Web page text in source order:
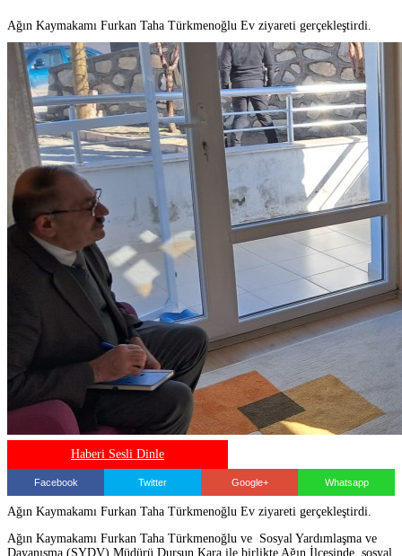
Ağın Kaymakamı Furkan Taha Türkmenoğlu Ev ziyareti gerçekleştirdi.
Haberi Sesli Dinle
Facebook Twitter Google+ Whatsapp
Ağın Kaymakamı Furkan Taha Türkmenoğlu Ev ziyareti gerçekleştirdi.
Ağın Kaymakamı Furkan Taha Türkmenoğlu ve Sosyal Yardımlaşma ve
Dayanışma (SYDV) Müdürü Dursun Kara ile birlikte Ağın İlçesinde sosyal